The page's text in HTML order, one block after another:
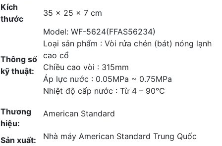
Kích
thước
35 × 25 × 7 cm
Thông số
kỹ thuật:
Model: WF-5624(FFAS56234)
Loại sản phẩm : Vòi rửa chén (bát) nóng lạnh
cao cổ
Chiều cao vòi : 315mm
Áp lực nước : 0.05MPa ~ 0.75MPa
Nhiệt độ cấp nước : Từ 4 – 90°C
Thương
hiệu:
American Standard
Sản xuất: Nhà máy American Standard Trung Quốc